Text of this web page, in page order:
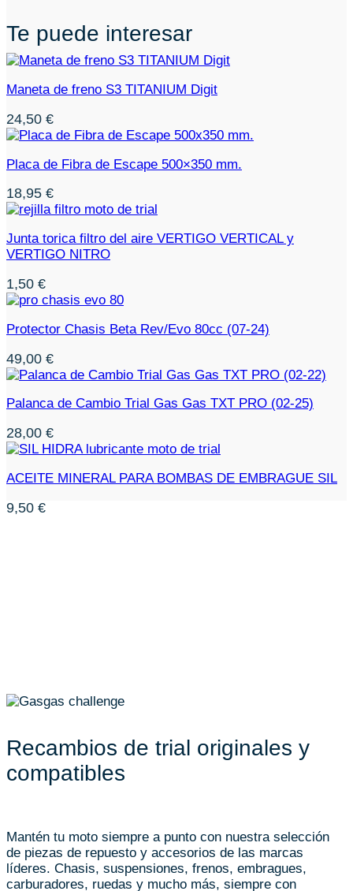
Te puede interesar
Maneta de freno S3 TITANIUM Digit
24,50 €
Placa de Fibra de Escape 500×350 mm.
18,95 €
Junta torica filtro del aire VERTIGO VERTICAL y
VERTIGO NITRO
1,50 €
Protector Chasis Beta Rev/Evo 80cc (07-24)
49,00 €
Palanca de Cambio Trial Gas Gas TXT PRO (02-25)
28,00 €
ACEITE MINERAL PARA BOMBAS DE EMBRAGUE SIL
9,50 €
Recambios de trial originales y
compatibles
Mantén tu moto siempre a punto con nuestra selección
de piezas de repuesto y accesorios de las marcas
líderes. Chasis, suspensiones, frenos, embragues,
carburadores, ruedas y mucho más, siempre con